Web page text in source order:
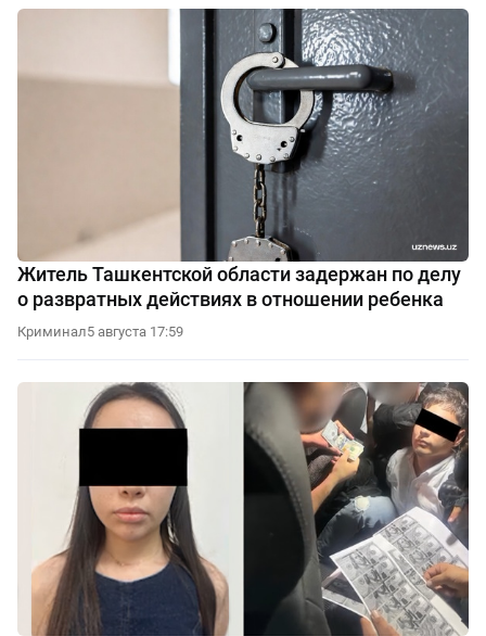
Житель Ташкентской области задержан по делу
о развратных действиях в отношении ребенка
Криминал5 августа 17:59